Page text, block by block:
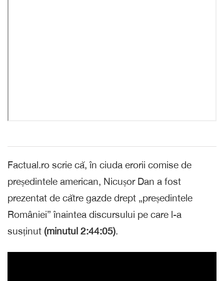
Factual.ro scrie că, în ciuda erorii comise de
președintele american, Nicușor Dan a fost
prezentat de către gazde drept „președintele
României” înaintea discursului pe care l-a
susținut (minutul 2:44:05).